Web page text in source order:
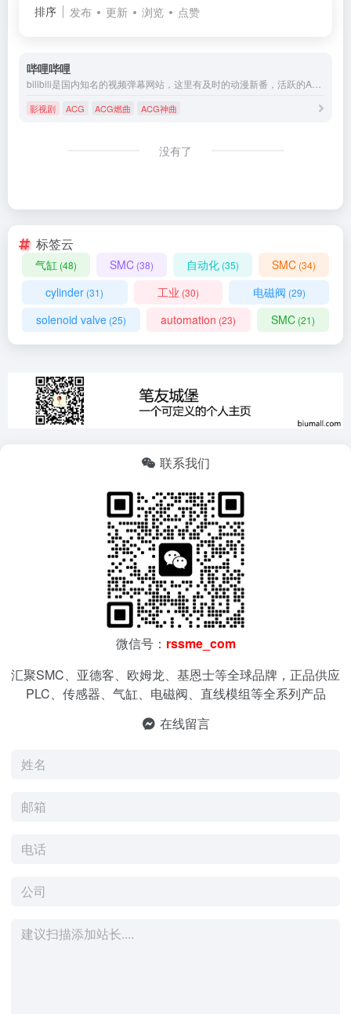
排序 发布 更新 浏览 点赞
哔哩哔哩
影视剧 ACG ACG燃曲 ACG神曲
没有了
标签云
气缸 (48) SMC (38) 自动化 (35) SMC (34)
cylinder (31) 工业 (30) 电磁阀 (29)
solenoid valve (25) automation (23) SMC(21)
联系我们
微信号： rssme_com
汇聚SMC、亚德客、欧姆龙、基恩士等全球品牌，正品供应
PLC、传感器、气缸、电磁阀、直线模组等全系列产品
在线留言